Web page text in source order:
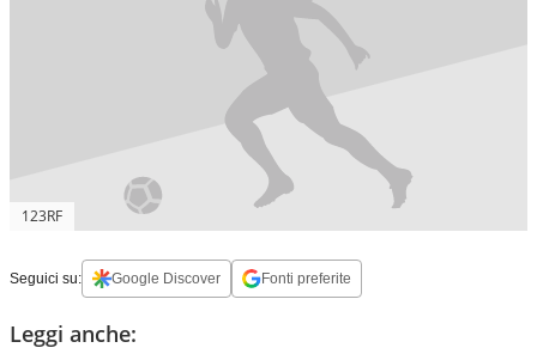
123RF
Seguici su: Google Discover Fonti preferite
Leggi anche: